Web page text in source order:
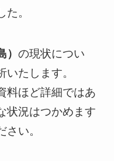
。
の現状につい
いたします。
料ほど詳細ではあ
状況はつかめます
い。